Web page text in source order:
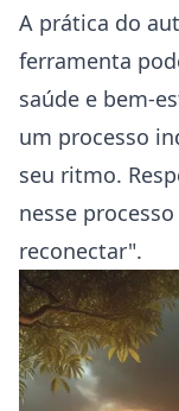
A prática do
ferramenta
saúde e bem-
um processo
seu ritmo.
nesse
reconectar".